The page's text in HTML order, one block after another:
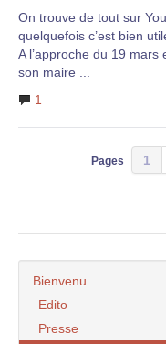
On trouve de tout sur
quelquefois c’est bien
A l’approche du 19
son maire ...
1
Pages 1
Bienvenu
Edito
Presse